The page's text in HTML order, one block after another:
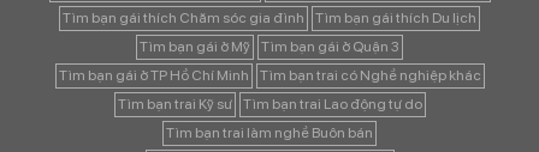
Tìm bạn gái thích Chăm sóc gia đình
Tìm bạn gái thích Du lịch
Tìm bạn gái ở Mỹ
Tìm bạn gái ở Quận 3
Tìm bạn gái ở TP Hồ Chí Minh
Tìm bạn trai có Nghề nghiệp khác
Tìm bạn trai Kỹ sư
Tìm bạn trai Lao động tự do
Tìm bạn trai làm nghề Buôn bán